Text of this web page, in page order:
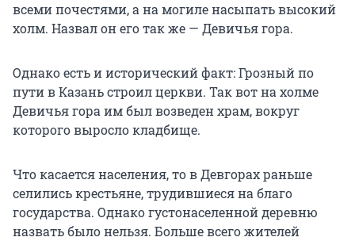
всеми почестями, а на могиле насыпать высокий
холм. Назвал он его так же — Девичья гора.
Однако есть и исторический факт: Грозный по
пути в Казань строил церкви. Так вот на холме
Девичья гора им был возведен храм, вокруг
которого выросло кладбище.
Что касается населения, то в Девгорах раньше
селились крестьяне, трудившиеся на благо
государства. Однако густонаселенной деревню
назвать было нельзя. Больше всего жителей